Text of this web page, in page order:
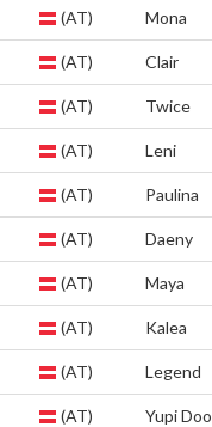
(AT) Mona
(AT) Clair
(AT) Twice
(AT) Leni
(AT) Paulina
(AT) Daeny
(AT) Maya
(AT) Kalea
(AT) Legend
(AT) Yupi Doo